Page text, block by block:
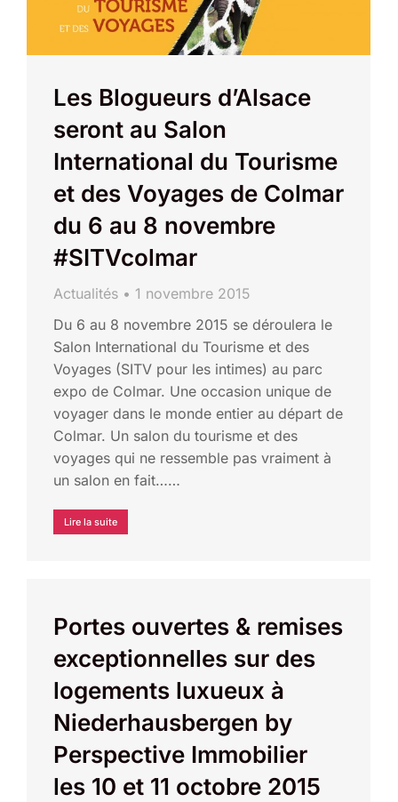
Les Blogueurs d’Alsace
seront au Salon
International du Tourisme
et des Voyages de Colmar
du 6 au 8 novembre
#SITVcolmar
Actualités
1 novembre 2015
Du 6 au 8 novembre 2015 se déroulera le
Salon International du Tourisme et des
Voyages (SITV pour les intimes) au parc
expo de Colmar. Une occasion unique de
voyager dans le monde entier au départ de
Colmar. Un salon du tourisme et des
voyages qui ne ressemble pas vraiment à
un salon en fait……
Lire la suite
Portes ouvertes & remises
exceptionnelles sur des
logements luxueux à
Niederhausbergen by
Perspective Immobilier
les 10 et 11 octobre 2015